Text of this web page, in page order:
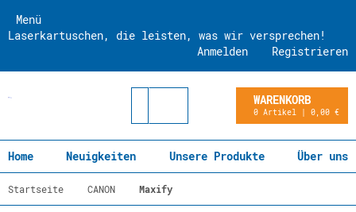
Menü
Laserkartuschen, die leisten, was wir versprechen!
Registrieren
Anmelden
WARENKORB
0 Artikel | 0,00 €
Home Neuigkeiten Unsere Produkte Über uns
Startseite CANON Maxify